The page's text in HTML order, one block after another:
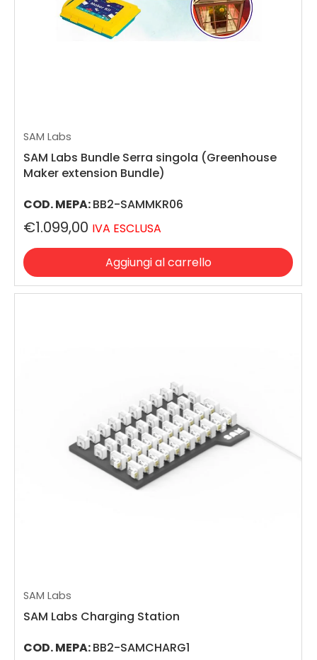
SAM Labs
SAM Labs Bundle Serra singola (Greenhouse
Maker extension Bundle)
COD. MEPA:BB2-SAMMKR06
€1.099,00 IVA ESCLUSA
Aggiungi al carrello
SAM Labs
SAM Labs Charging Station
COD. MEPA:BB2-SAMCHARG1